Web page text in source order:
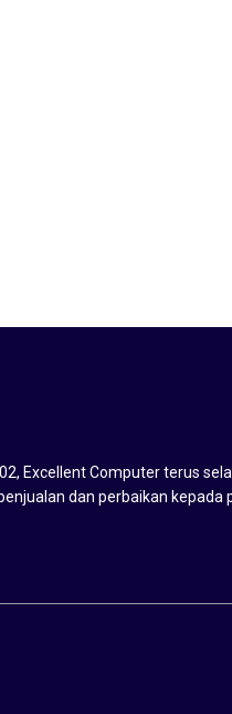
Excellent Computer terus
dan perbaikan kepada